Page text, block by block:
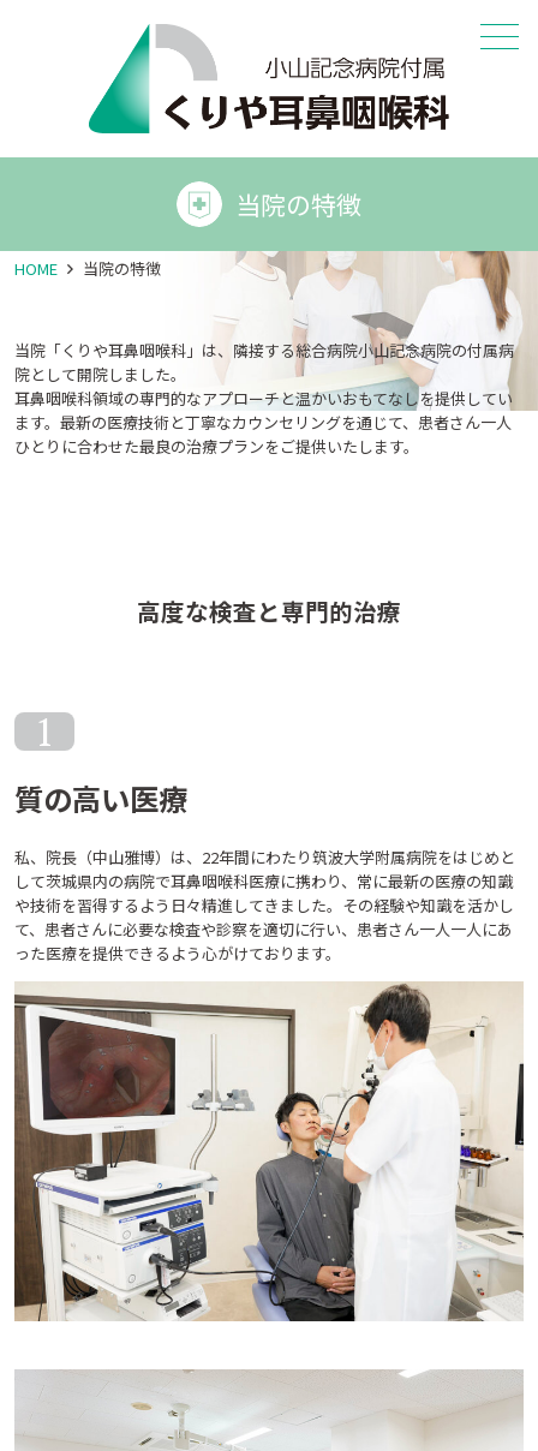
当院の特徴
HOME 当院の特徴
当院「くりや耳鼻咽喉科」は、隣接する総合病院小山記念病院の付属病
院として開院しました。
耳鼻咽喉科領域の専門的なアプローチと温かいおもてなしを提供してい
ます。最新の医療技術と丁寧なカウンセリングを通じて、患者さん一人
ひとりに合わせた最良の治療プランをご提供いたします。
高度な検査と専門的治療
1
質の高い医療
私、院長（中山雅博）は、22年間にわたり筑波大学附属病院をはじめと
して茨城県内の病院で耳鼻咽喉科医療に携わり、常に最新の医療の知識
や技術を習得するよう日々精進してきました。その経験や知識を活かし
て、患者さんに必要な検査や診察を適切に行い、患者さん一人一人にあ
った医療を提供できるよう心がけております。